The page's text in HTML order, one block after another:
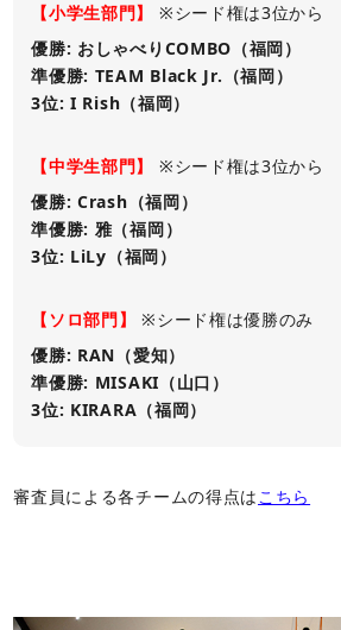
【小学生部門】
※シード権は3位から
優勝: おしゃべりCOMBO（福岡）
準優勝: TEAM Black Jr.（福岡）
3位: I Rish（福岡）
【中学生部門】
※シード権は3位から
優勝: Crash（福岡）
準優勝: 雅（福岡）
3位: LiLy（福岡）
【ソロ部門】
※シード権は優勝のみ
優勝: RAN（愛知）
準優勝: MISAKI（山口）
3位: KIRARA（福岡）
審査員による各チームの得点はこちら